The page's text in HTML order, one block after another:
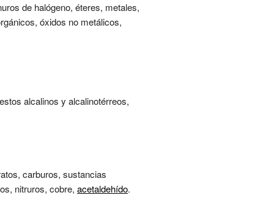
de halógeno, éteres, metales,
óxidos no metálicos,
alcalinos y alcalinotérreos,
carburos, sustancias
nitruros, cobre, acetaldehído.